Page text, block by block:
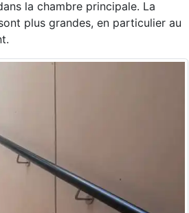
la chambre principale. La
plus grandes, en particulier au